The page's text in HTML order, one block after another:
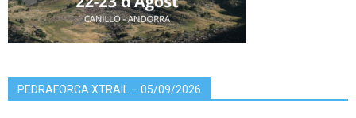
PEDRAFORCA XTRAIL – 05/09/2026